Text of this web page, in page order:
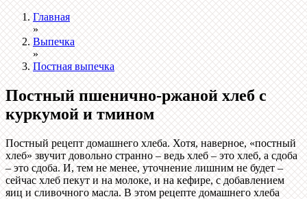
Главная
»
Выпечка
»
Постная выпечка
Постный пшенично-ржаной хлеб с
куркумой и тмином
Постный рецепт домашнего хлеба. Хотя, наверное, «постный
хлеб» звучит довольно странно – ведь хлеб – это хлеб, а сдоба
– это сдоба. И, тем не менее, уточнение лишним не будет –
сейчас хлеб пекут и на молоке, и на кефире, с добавлением
яиц и сливочного масла. В этом рецепте домашнего хлеба